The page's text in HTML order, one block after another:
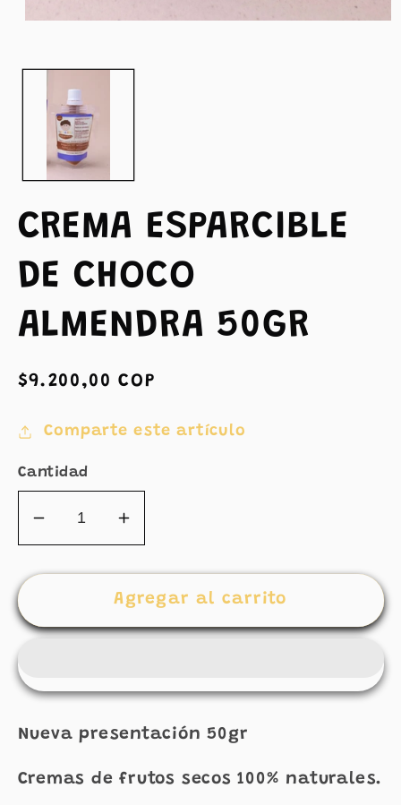
1
ventana
CREMA ESPARCIBLE
DE CHOCO
ALMENDRA 50GR
Precio
$9.200,00 COP
Comparte este artículo
Cantidad
Reducir
cantidad
para
ESPARCIBLE
ALMENDRA
Aumentar
cantidad
para
CREMA
ESPARCIBLE
ALMENDRA
50GR
Agregar al carrito
Nueva presentación 50gr
Cremas de frutos secos 100% naturales.